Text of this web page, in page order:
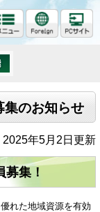
集のお知らせ
年5月2日更新
集！
れた地域資源を有効